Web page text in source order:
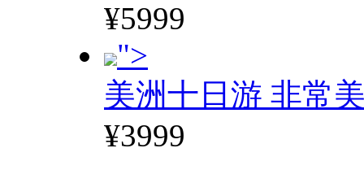
¥5999
">
美洲十日游 非常
¥3999